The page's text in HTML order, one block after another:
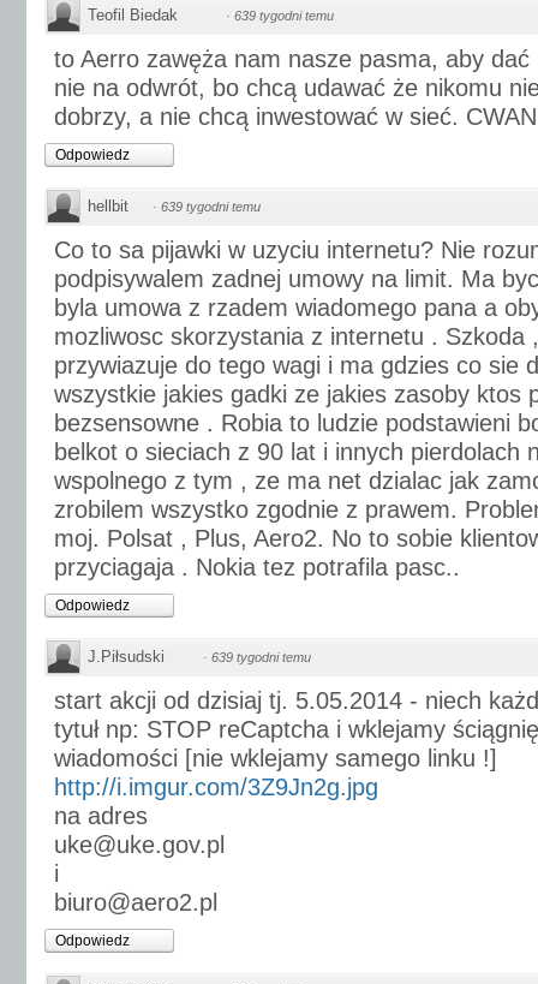
Teofil Biedak · 639 tygodni temu
to Aerro zawęża nam nasze pasma, aby dać
nie na odwrót, bo chcą udawać że nikomu
dobrzy, a nie chcą inwestować w sieć.
Odpowiedz
hellbit · 639 tygodni temu
Co to sa pijawki w uzyciu internetu? Nie
podpisywalem zadnej umowy na limit. Ma
byla umowa z rzadem wiadomego pana a
mozliwosc skorzystania z internetu . Szkoda
przywiazuje do tego wagi i ma gdzies co sie
wszystkie jakies gadki ze jakies zasoby ktos
bezsensowne . Robia to ludzie podstawieni
belkot o sieciach z 90 lat i innych pierdolach
wspolnego z tym , ze ma net dzialac jak
zrobilem wszystko zgodnie z prawem.
moj. Polsat , Plus, Aero2. No to sobie
przyciagaja . Nokia tez potrafila pasc..
Odpowiedz
J.Piłsudski · 639 tygodni temu
start akcji od dzisiaj tj. 5.05.2014 - niech
tytuł np: STOP reCaptcha i wklejamy
wiadomości [nie wklejamy samego linku !]
http://i.imgur.com/3Z9Jn2g.jpg
na adres
uke@uke.gov.pl
i
biuro@aero2.pl
Odpowiedz